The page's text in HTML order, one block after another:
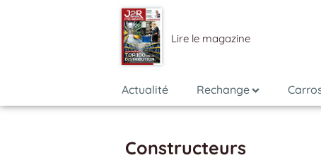
Lire le magazine
Actualité Rechange
Constructeurs